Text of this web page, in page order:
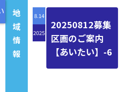
地
域
情
報
8.14
2025
20250812募集
区画のご案内
【あいたい】-6